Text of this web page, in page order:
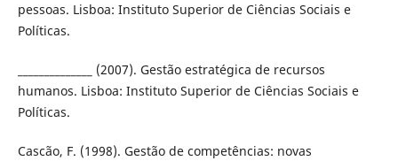
pessoas. Lisboa: Instituto Superior de Ciências Sociais e
Políticas.
______________ (2007). Gestão estratégica de recursos
humanos. Lisboa: Instituto Superior de Ciências Sociais e
Políticas.
Cascão, F. (1998). Gestão de competências: novas